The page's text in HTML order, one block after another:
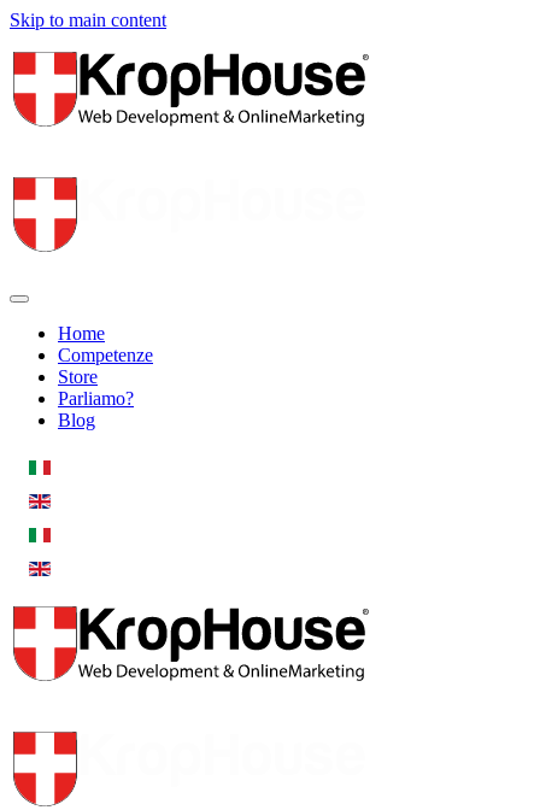
Skip to main content
Home
Competenze
Store
Parliamo?
Blog